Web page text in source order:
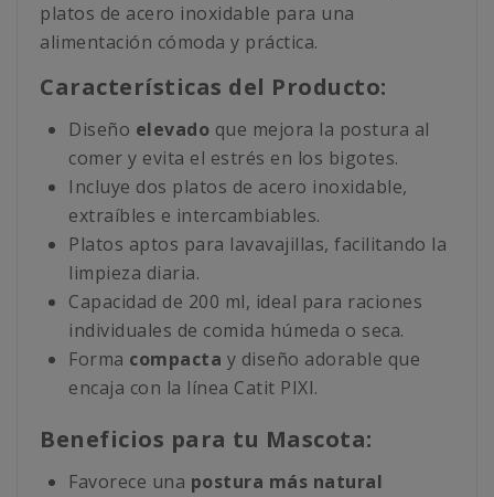
platos de acero inoxidable para una
alimentación cómoda y práctica.
Características del Producto:
Diseño elevado que mejora la postura al
comer y evita el estrés en los bigotes.
Incluye dos platos de acero inoxidable,
extraíbles e intercambiables.
Platos aptos para lavavajillas, facilitando la
limpieza diaria.
Capacidad de 200 ml, ideal para raciones
individuales de comida húmeda o seca.
Forma compacta y diseño adorable que
encaja con la línea Catit PIXI.
Beneficios para tu Mascota:
Favorece una postura más natural